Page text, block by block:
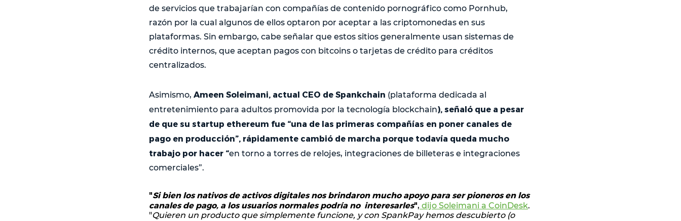
de servicios que trabajarían con compañías de contenido pornográfico como Pornhub,
razón por la cual algunos de ellos optaron por aceptar a las criptomonedas en sus
plataformas. Sin embargo, cabe señalar que estos sitios generalmente usan sistemas de
crédito internos, que aceptan pagos con bitcoins o tarjetas de crédito para créditos
centralizados.
Asimismo, Ameen Soleimani, actual CEO de Spankchain (plataforma dedicada al
entretenimiento para adultos promovida por la tecnología blockchain), señaló que a pesar
de que su startup ethereum fue “una de las primeras compañías en poner canales de
pago en producción”, rápidamente cambió de marcha porque todavía queda mucho
trabajo por hacer “en torno a torres de relojes, integraciones de billeteras e integraciones
comerciales”.
"Si bien los nativos de activos digitales nos brindaron mucho apoyo para ser pioneros en los
canales de pago, a los usuarios normales podría no interesarles", dijo Soleimani a CoinDesk.
"Quieren un producto que simplemente funcione, y con SpankPay hemos descubierto (o